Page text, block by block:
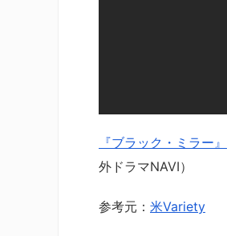
『ブラック・ミラー』
外ドラマNAVI）
参考元： 米Variety